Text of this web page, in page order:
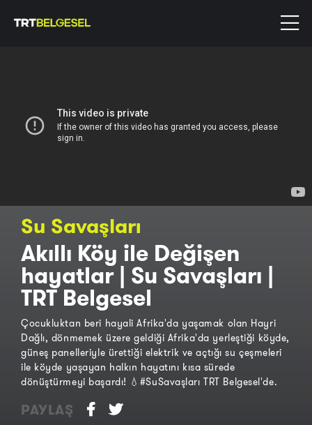
Su Savaşları
Akıllı Köy ile Değişen
hayatlar | Su Savaşları |
TRT Belgesel
Çocukluktan beri hayali Afrika'da yaşamak olan Hayri
Dağlı, dönmemek üzere geldiği Afrika'da yerleştiği köyde,
güneş panelleriyle ürettiği elektrik ve açtığı su çeşmeleri
ile köyde yaşayan halkın hayatını kısa sürede
dönüştürmeyi başardı! 💧#SuSavaşları TRT Belgesel'de.
PAYLAŞ